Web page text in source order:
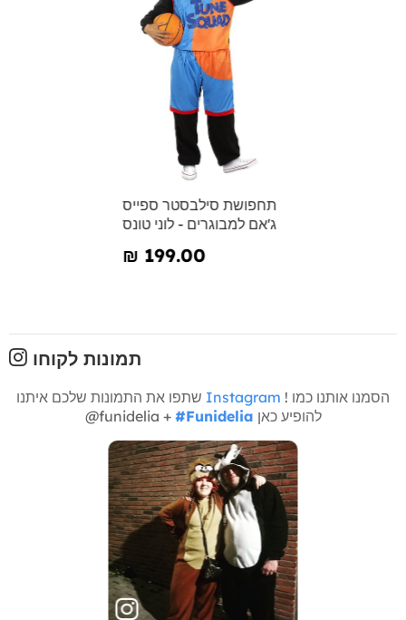
תחפושת סילבסטר ספייס
ג'אם למבוגרים - לוני טונס
₪‎ 199.00
תמונות לקוחו
Instagram ! הסמנו אותנו כמו
@funidelia + #Funidelia להופיע כאן